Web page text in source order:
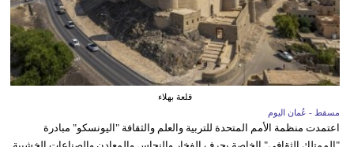
قلعة بهلاء
مسقط - عُمان اليوم
اعتمدت منظمة الأمم المتحدة للتربية والعلم والثقافة "اليونسكو" مبادرة